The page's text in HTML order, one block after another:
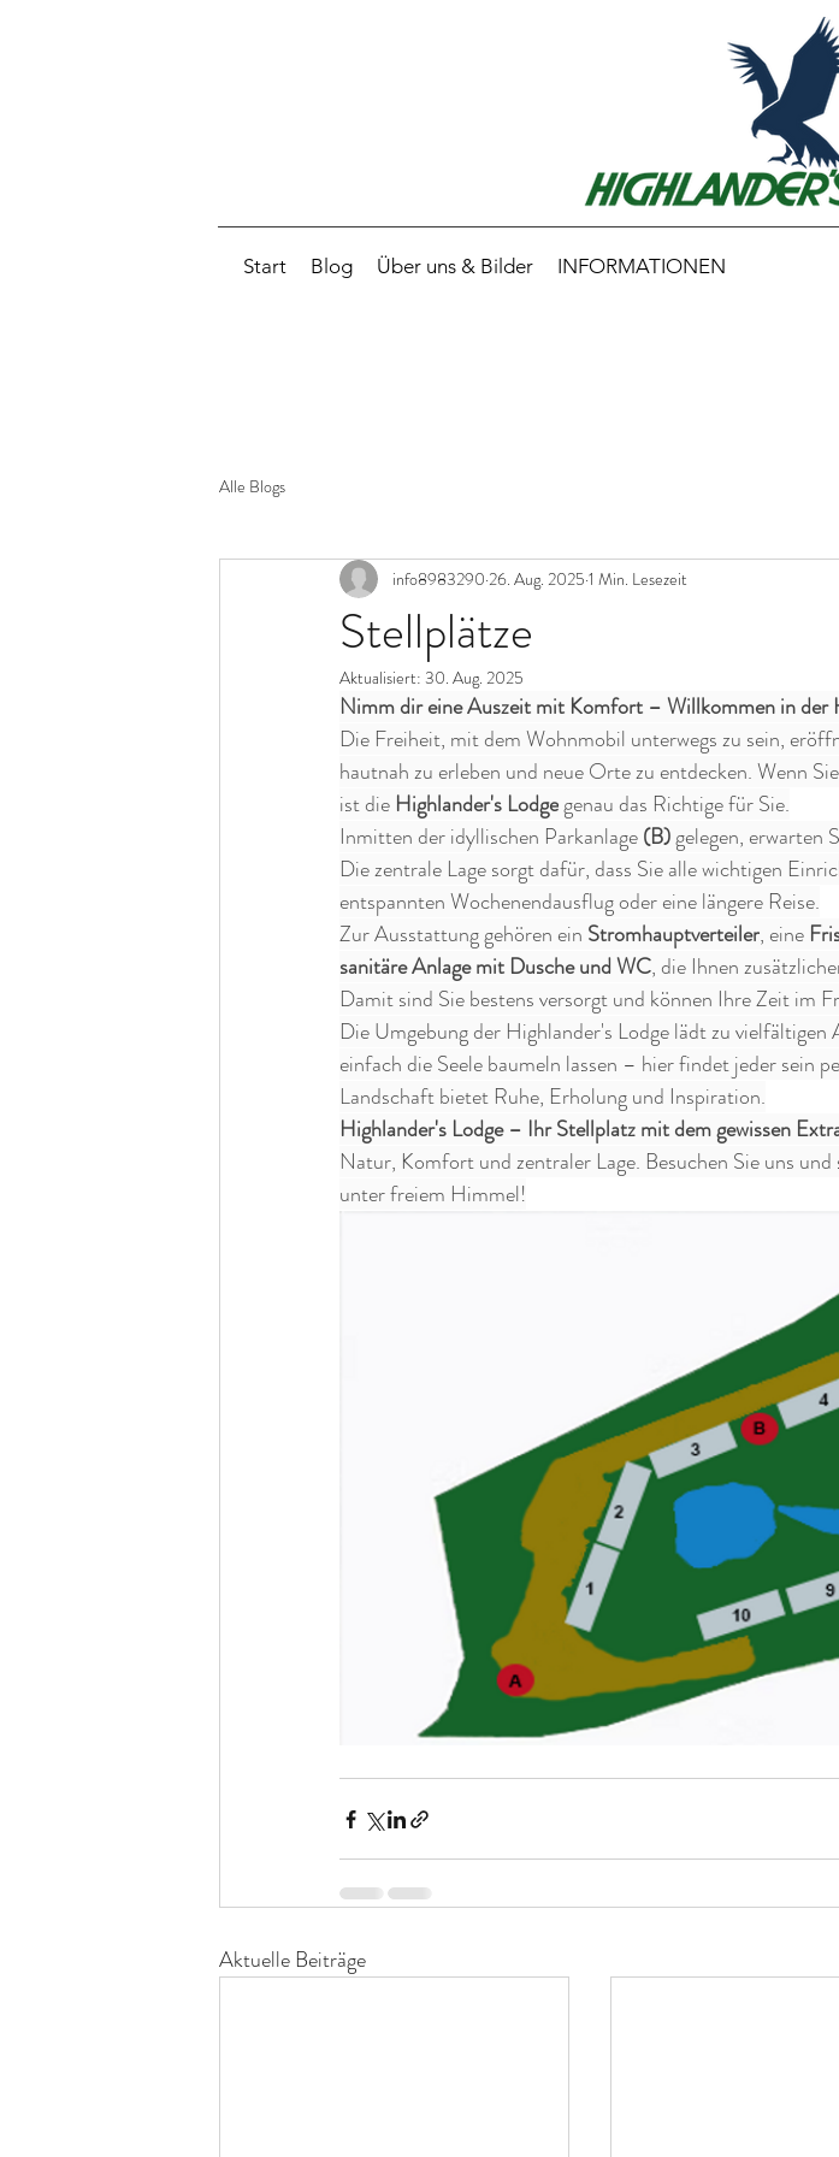
Start Blog Über uns & Bilder INFORMATIONEN
Alle Blogs
Stellplätze
info8983290 26. Aug. 2025 1 Min. Lesezeit
Aktualisiert: 30. Aug. 2025
Nimm dir eine Auszeit mit Komfort – Willkommen in der
Die Freiheit, mit dem Wohnmobil unterwegs zu sein,
hautnah zu erleben und neue Orte zu entdecken. Wenn
ist die Highlander's Lodge genau das Richtige für Sie.
Inmitten der idyllischen Parkanlage (B) gelegen, erwarten
Die zentrale Lage sorgt dafür, dass Sie alle wichtigen
entspannten Wochenendausflug oder eine längere Reise.
Zur Ausstattung gehören ein Stromhauptverteiler, eine
sanitäre Anlage mit Dusche und WC, die Ihnen
Damit sind Sie bestens versorgt und können Ihre Zeit im
Die Umgebung der Highlander's Lodge lädt zu
einfach die Seele baumeln lassen – hier findet jeder sein
Landschaft bietet Ruhe, Erholung und Inspiration.
Highlander's Lodge – Ihr Stellplatz mit dem gewissen
Natur, Komfort und zentraler Lage. Besuchen Sie uns
unter freiem Himmel!
Aktuelle Beiträge